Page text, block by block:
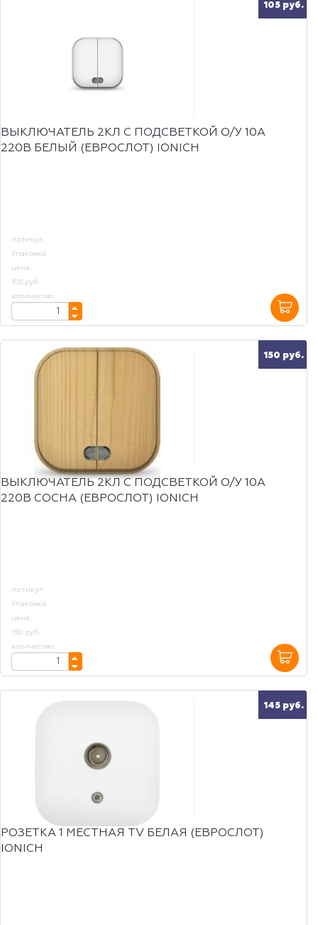
105 руб.
ВЫКЛЮЧАТЕЛЬ 2КЛ С ПОДСВЕТКОЙ О/У 10А
220В БЕЛЫЙ (ЕВРОСЛОТ) IONICH
Артикул
Упаковка
цена:
105 руб.
количество:
150 руб.
ВЫКЛЮЧАТЕЛЬ 2КЛ С ПОДСВЕТКОЙ О/У 10А
220В СОСНА (ЕВРОСЛОТ) IONICH
Артикул
Упаковка
цена:
150 руб.
количество:
145 руб.
РОЗЕТКА 1 МЕСТНАЯ TV БЕЛАЯ (ЕВРОСЛОТ)
IONICH